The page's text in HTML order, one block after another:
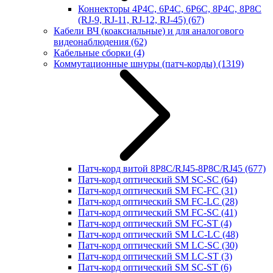
Коннекторы 4P4C, 6P4C, 6P6C, 8P4C, 8P8C
(RJ-9, RJ-11, RJ-12, RJ-45) (67)
Кабели ВЧ (коаксиальные) и для аналогового
видеонаблюдения (62)
Кабельные сборки (4)
Коммутационные шнуры (патч-корды) (1319)
Патч-корд витой 8P8C/RJ45-8P8C/RJ45 (677)
Патч-корд оптический SM SC-SC (64)
Патч-корд оптический SM FC-FC (31)
Патч-корд оптический SM FC-LC (28)
Патч-корд оптический SM FC-SC (41)
Патч-корд оптический SM FC-ST (4)
Патч-корд оптический SM LC-LC (48)
Патч-корд оптический SM LC-SC (30)
Патч-корд оптический SM LC-ST (3)
Патч-корд оптический SM SC-ST (6)